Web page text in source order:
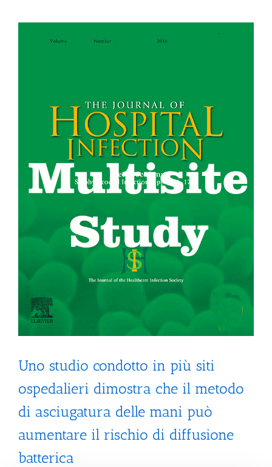
Uno studio condotto in più siti
ospedalieri dimostra che il metodo
di asciugatura delle mani può
aumentare il rischio di diffusione
batterica